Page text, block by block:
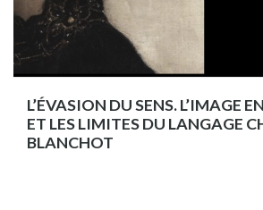
L’ÉVASION DU SENS. L’IMAGE
ET LES LIMITES DU LANGAGE
BLANCHOT